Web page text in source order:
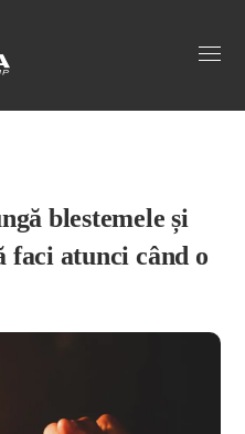
blestemele și
faci atunci când o